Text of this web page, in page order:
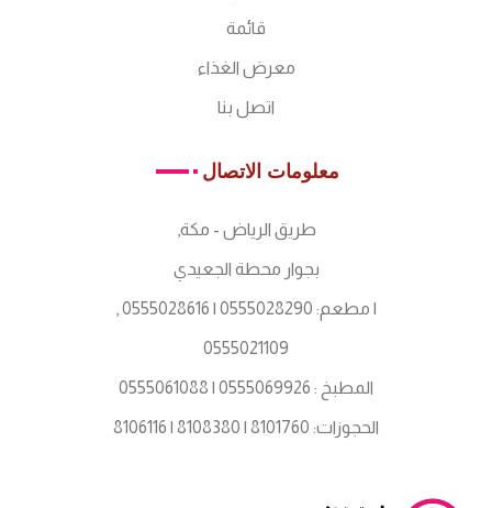
قائمة
معرض الغذاء
اتصل بنا
معلومات الاتصال
,طريق الرياض - مكة
بجوار محطة الجعيدي
, مطعم: 0555028290 | 0555028616 |
0555021109
المطبخ : 0555069926 | 0555061088
الحجوزات: 8101760 | 8108380 | 8106116